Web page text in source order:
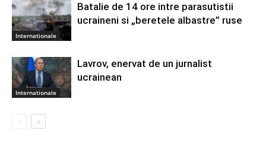
Internationale
Batalie de 14 ore intre parasutistii
ucraineni si „beretele albastre” ruse
Internationale
Lavrov, enervat de un jurnalist
ucrainean